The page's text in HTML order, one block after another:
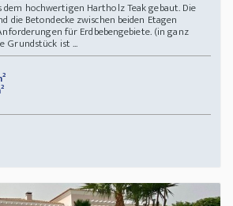
dem hochwertigen Hartholz Teak gebaut. Die
die Betondecke zwischen beiden Etagen
für Erdbebengebiete. (in ganz
Grundstück ist ...